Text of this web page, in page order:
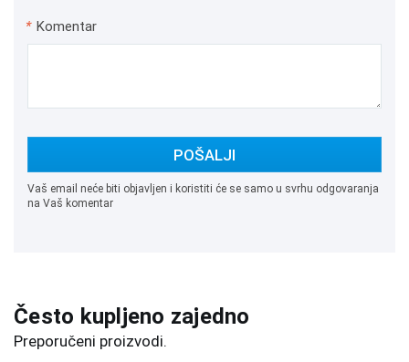
* Komentar
POŠALJI
Vaš email neće biti objavljen i koristiti će se samo u svrhu odgovaranja
na Vaš komentar
Često kupljeno zajedno
Preporučeni proizvodi.